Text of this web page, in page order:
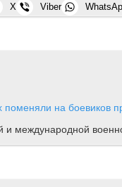
X Viber
на боевиков
и международной